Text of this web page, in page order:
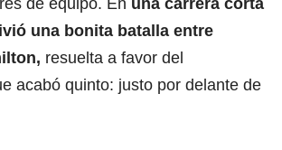
una bonita batalla entre
resuelta a favor del
acabó quinto: justo por delante de